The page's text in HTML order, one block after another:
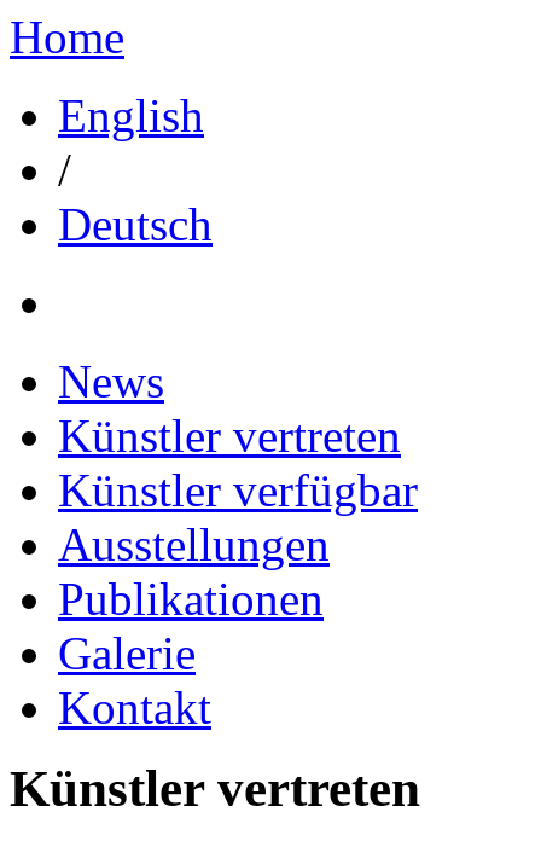
Home
English
/
Deutsch
News
Künstler vertreten
Künstler verfügbar
Ausstellungen
Publikationen
Galerie
Kontakt
Künstler vertreten